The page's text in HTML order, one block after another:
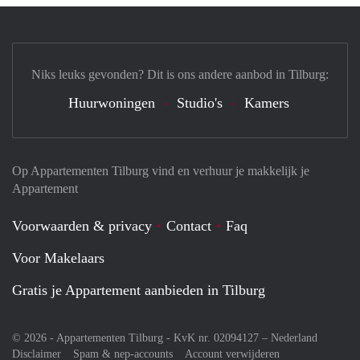
Op Appartementen Tilburg vind en verhuur je makkelijk je
Appartement
Voorwaarden & privacy Contact
Faq
Voor Makelaars
Gratis je Appartement aanbieden in Tilburg
© 2026 - Appartementen Tilburg - KvK nr. 02094127 – Nederland
Disclaimer
Spam & nep-accounts Account verwijderen
Niks leuks gevonden? Dit is ons andere aanbod in Tilburg:
Huurwoningen Studio's Kamers